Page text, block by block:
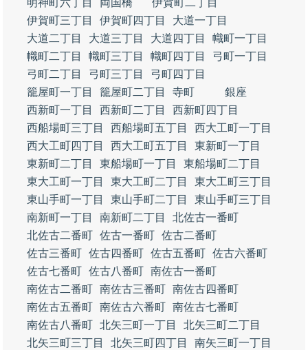
明神町六丁目 両国橋
伊賀町二丁目
伊賀町三丁目
伊賀町四丁目
大道一丁目
大道二丁目
大道三丁目 大道四丁目
幟町一丁目
幟町二丁目
幟町三丁目 幟町四丁目
弓町一丁目
弓町二丁目
弓町三丁目
弓町四丁目
籠屋町一丁目
籠屋町二丁目 寺町
銀座
西新町一丁目
西新町二丁目
西新町四丁目
西船場町三丁目
西船場町五丁目
西大工町一丁目
西大工町四丁目
西大工町五丁目
東新町一丁目
東新町二丁目
東船場町一丁目
東船場町二丁目
東大工町一丁目
東大工町二丁目
東大工町三丁目
東山手町一丁目
東山手町二丁目
東山手町三丁目
南新町一丁目
南新町二丁目
北佐古一番町
北佐古二番町 佐古一番町 佐古二番町
佐古三番町 佐古四番町 佐古五番町 佐古六番町
佐古七番町 佐古八番町 南佐古一番町
南佐古二番町 南佐古三番町 南佐古四番町
南佐古五番町 南佐古六番町 南佐古七番町
南佐古八番町 北矢三町一丁目
北矢三町二丁目
北矢三町三丁目
北矢三町四丁目
南矢三町一丁目